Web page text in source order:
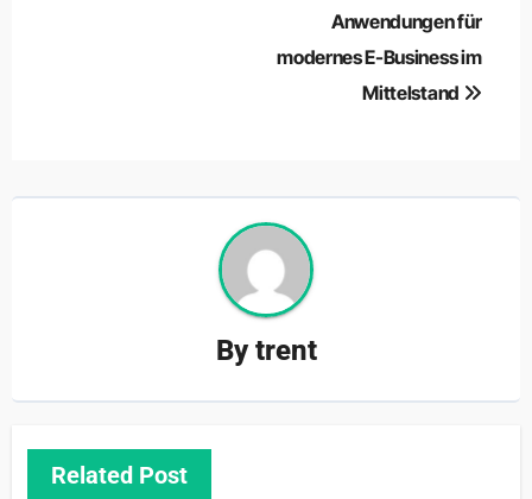
Anwendungen für
modernes E-Business im
Mittelstand
Bytrent
Related Post